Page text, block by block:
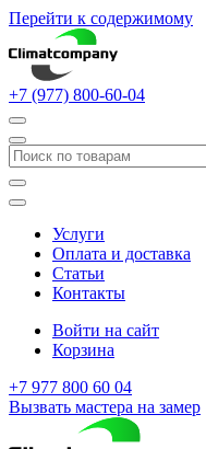
Перейти к содержимому
+7 (977) 800-60-04
Услуги
Оплата и доставка
Статьи
Контакты
Войти на сайт
Корзина
+7 977 800 60 04
Вызвать мастера на замер